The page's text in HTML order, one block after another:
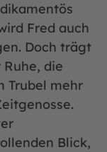
Fred auch
Doch trägt
die
Trubel mehr
Blick,